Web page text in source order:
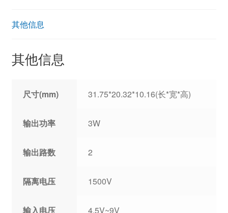
其他信息
其他信息
尺寸(mm) 31.75*20.32*10.16(长*宽*高)
输出功率 3W
输出路数 2
隔离电压 1500V
输入电压 4.5V~9V